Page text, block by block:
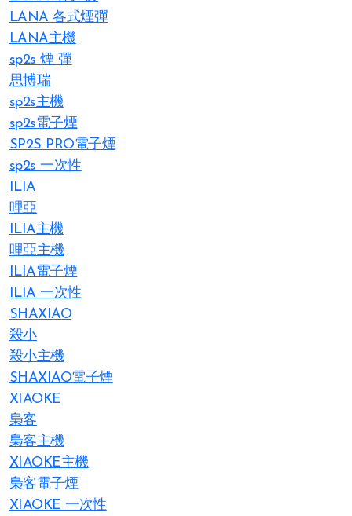
LANA 各式煙彈
LANA主機
sp2s 煙 彈
思博瑞
sp2s主機
sp2s電子煙
SP2S PRO電子煙
sp2s 一次性
ILIA
哩亞
ILIA主機
哩亞主機
ILIA電子煙
ILIA 一次性
SHAXIAO
殺小
殺小主機
SHAXIAO電子煙
XIAOKE
梟客
梟客主機
XIAOKE主機
梟客電子煙
XIAOKE 一次性